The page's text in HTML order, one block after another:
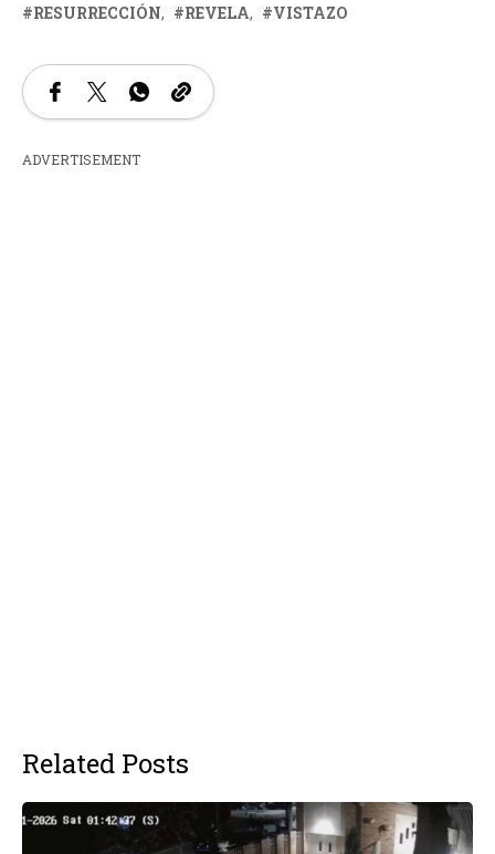
RESURRECCIÓN
REVELA VISTAZO
ADVERTISEMENT
Related Posts